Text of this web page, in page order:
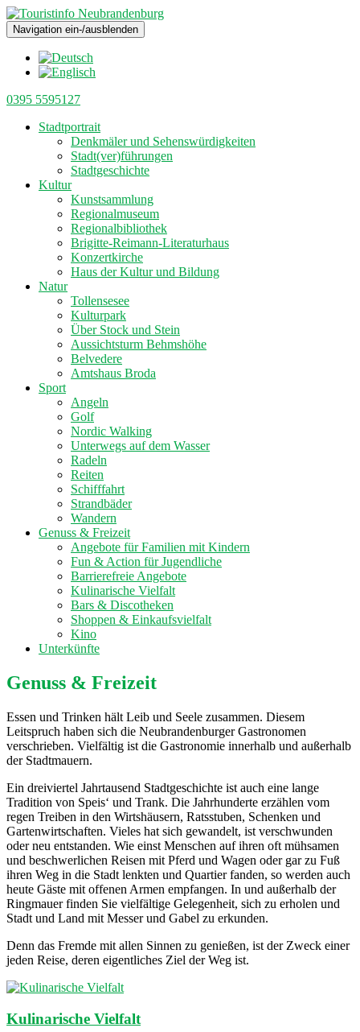
Navigation ein-/ausblenden
0395 5595127
Stadtportrait
Denkmäler und Sehenswürdigkeiten
Stadt(ver)führungen
Stadtgeschichte
Kultur
Kunstsammlung
Regionalmuseum
Regionalbibliothek
Brigitte-Reimann-Literaturhaus
Konzertkirche
Haus der Kultur und Bildung
Natur
Tollensesee
Kulturpark
Über Stock und Stein
Aussichtsturm Behmshöhe
Belvedere
Amtshaus Broda
Sport
Angeln
Golf
Nordic Walking
Unterwegs auf dem Wasser
Radeln
Reiten
Schifffahrt
Strandbäder
Wandern
Genuss & Freizeit
Angebote für Familien mit Kindern
Fun & Action für Jugendliche
Barrierefreie Angebote
Kulinarische Vielfalt
Bars & Discotheken
Shoppen & Einkaufsvielfalt
Kino
Unterkünfte
Genuss & Freizeit
Essen und Trinken hält Leib und Seele zusammen. Diesem
Leitspruch haben sich die Neubrandenburger Gastronomen
verschrieben. Vielfältig ist die Gastronomie innerhalb und außerhalb
der Stadtmauern.
Ein dreiviertel Jahrtausend Stadtgeschichte ist auch eine lange
Tradition von Speis‘ und Trank. Die Jahrhunderte erzählen vom
regen Treiben in den Wirtshäusern, Ratsstuben, Schenken und
Gartenwirtschaften. Vieles hat sich gewandelt, ist verschwunden
oder neu entstanden. Wie einst Menschen auf ihren oft mühsamen
und beschwerlichen Reisen mit Pferd und Wagen oder gar zu Fuß
ihren Weg in die Stadt lenkten und Quartier fanden, so werden auch
heute Gäste mit offenen Armen empfangen. In und außerhalb der
Ringmauer finden Sie vielfältige Gelegenheit, sich zu erholen und
Stadt und Land mit Messer und Gabel zu erkunden.
Denn das Fremde mit allen Sinnen zu genießen, ist der Zweck einer
jeden Reise, deren eigentliches Ziel der Weg ist.
Kulinarische Vielfalt